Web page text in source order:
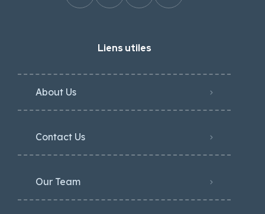
Liens utiles
About Us
Contact Us
Our Team